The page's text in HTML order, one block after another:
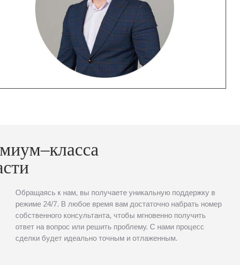
Обращаясь к нам, вы получаете уникальную поддержку в
режиме 24/7. В любое время вам достаточно набрать номер
собственного консультанта, чтобы мгновенно получить
ответ на вопрос или решить проблему. С нами процесс
сделки будет идеально точным и отлаженным.